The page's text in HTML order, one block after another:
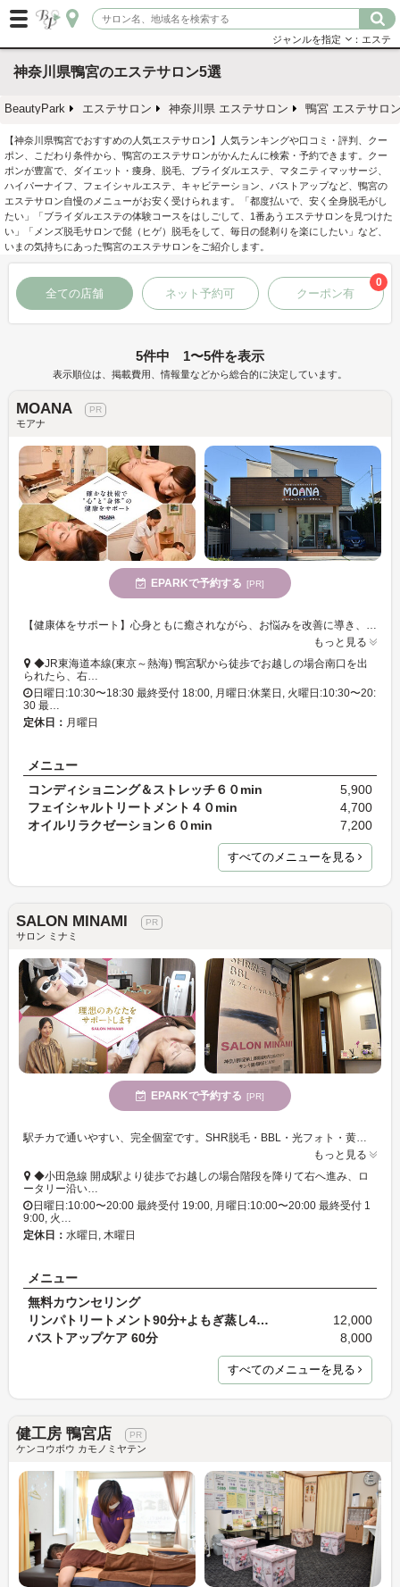
ジャンルを指定 ：エステ
神奈川県鴨宮のエステサロン5選
BeautyPark エステサロン 神奈川県 エステサロン 鴨宮 エステサロ
【神奈川県鴨宮でおすすめの人気エステサロン】人気ランキングや口コミ・評判、クー
ポン、こだわり条件から、鴨宮のエステサロンがかんたんに検索・予約できます。クー
ポンが豊富で、ダイエット・痩身、脱毛、ブライダルエステ、マタニティマッサージ、
ハイパーナイフ、フェイシャルエステ、キャビテーション、バストアップなど、鴨宮の
エステサロン自慢のメニューがお安く受けられます。「都度払いで、安く全身脱毛がし
たい」「ブライダルエステの体験コースをはしごして、1番あうエステサロンを見つけた
い」「メンズ脱毛サロンで髭（ヒゲ）脱毛をして、毎日の髭剃りを楽にしたい」など、
いまの気持ちにあった鴨宮のエステサロンをご紹介します。
全ての店舗 ネット予約可 クーポン有
0
5件中 1〜5件を表示
表示順位は、掲載費用、情報量などから総合的に決定しています。
MOANA
モアナ
EPARKで予約する [PR]
【健康体をサポート】心身ともに癒されながら、お悩みを改善に導き、健康なお身体にするトータルサロンです♪〝施術〟〝癒し〟〝美容〟〝スポーツ〟とその方に合ったケアを致します◎
もっと見る
◆JR東海道本線(東京～熱海) 鴨宮駅から徒歩でお越しの場合南口を出
られたら、右…
日曜日:10:30〜18:30 最終受付 18:00, 月曜日:休業日, 火曜日:10:30〜20:
30 最…
定休日： 月曜日
メニュー
コンディショニング＆ストレッチ６０min
5,900
フェイシャルトリートメント４０min
4,700
オイルリラクゼーション６０min
7,200
すべてのメニューを見る
SALON MINAMI
サロン ミナミ
EPARKで予約する [PR]
駅チカで通いやすい、完全個室です。SHR脱毛・BBL・光フォト・黄土よもぎ蒸し・ハーブ蒸し・リンパトリートメントと数多くのメニューをご用意しております!
もっと見る
◆小田急線 開成駅より徒歩でお越しの場合階段を降りて右へ進み、ロ
ータリー沿い…
日曜日:10:00〜20:00 最終受付 19:00, 月曜日:10:00〜20:00 最終受付 1
9:00, 火…
定休日： 水曜日, 木曜日
メニュー
無料カウンセリング
リンパトリートメント90分+よもぎ蒸し45分
12,000
バストアップケア 60分
8,000
すべてのメニューを見る
健工房 鴨宮店
ケンコウボウ カモノミヤテン